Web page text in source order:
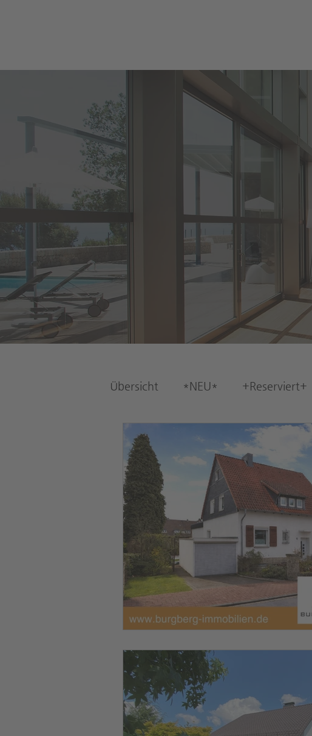
Übersicht *NEU* +Reserviert+